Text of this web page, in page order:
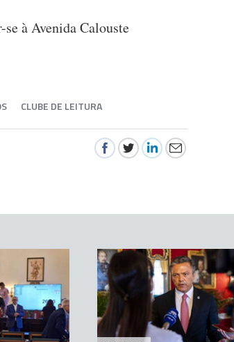
à Avenida Calouste
CLUBE DE LEITURA